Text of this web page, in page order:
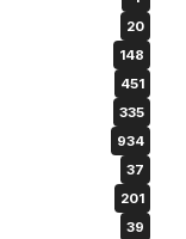
20
148
451
335
934
37
201
39